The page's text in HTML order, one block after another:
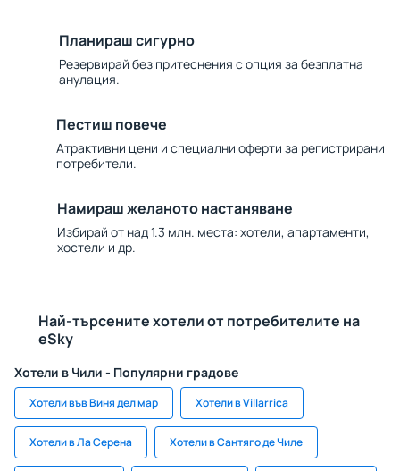
Планираш сигурно
Резервирай без притеснения с опция за безплатна
анулация.
Пестиш повече
Атрактивни цени и специални оферти за регистрирани
потребители.
Намираш желаното настаняване
Избирай от над 1.3 млн. места: хотели, апартаменти,
хостели и др.
Най-търсените хотели от потребителите на
eSky
Хотели в Чили - Популярни градове
Хотели във Виня дел мар Хотели в Villarrica
Хотели в Ла Серена Хотели в Сантяго де Чиле